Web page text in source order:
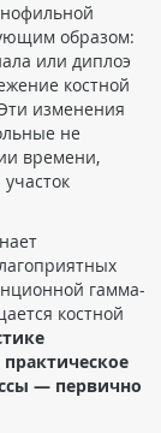
образом:
или диплоэ
костной
изменения
не
времени,
гамма-
костной
— первично